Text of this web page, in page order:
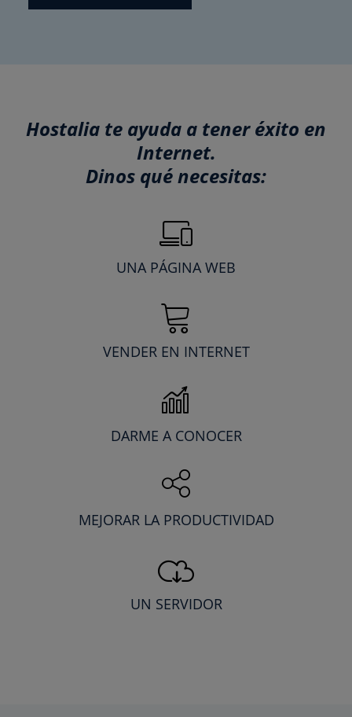
Hostalia te ayuda a tener éxito en
Internet.
Dinos qué necesitas:
UNA PÁGINA WEB
VENDER EN INTERNET
DARME A CONOCER
MEJORAR LA PRODUCTIVIDAD
UN SERVIDOR